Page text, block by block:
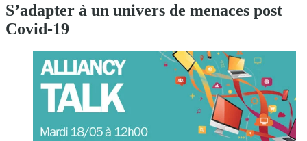
S’adapter à un univers de menaces post
Covid-19